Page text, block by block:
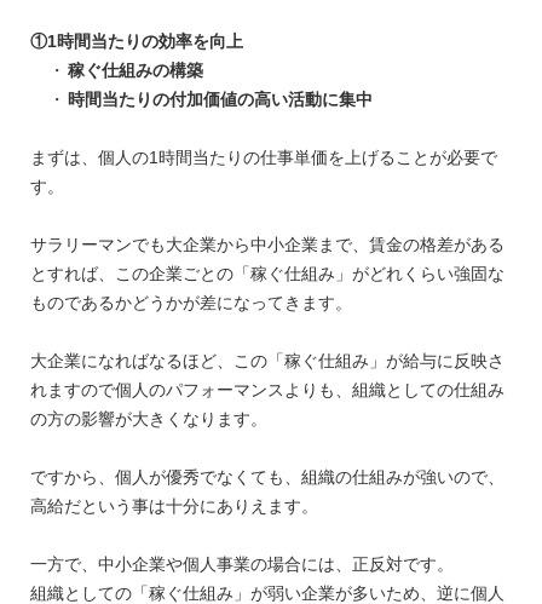
①1時間当たりの効率を向上
稼ぐ仕組みの構築
時間当たりの付加価値の高い活動に集中
まずは、個人の1時間当たりの仕事単価を上げることが必要で
す。
サラリーマンでも大企業から中小企業まで、賃金の格差がある
とすれば、この企業ごとの「稼ぐ仕組み」がどれくらい強固な
ものであるかどうかが差になってきます。
大企業になればなるほど、この「稼ぐ仕組み」が給与に反映さ
れますので個人のパフォーマンスよりも、組織としての仕組み
の方の影響が大きくなります。
ですから、個人が優秀でなくても、組織の仕組みが強いので、
高給だという事は十分にありえます。
一方で、中小企業や個人事業の場合には、正反対です。
組織としての「稼ぐ仕組み」が弱い企業が多いため、逆に個人